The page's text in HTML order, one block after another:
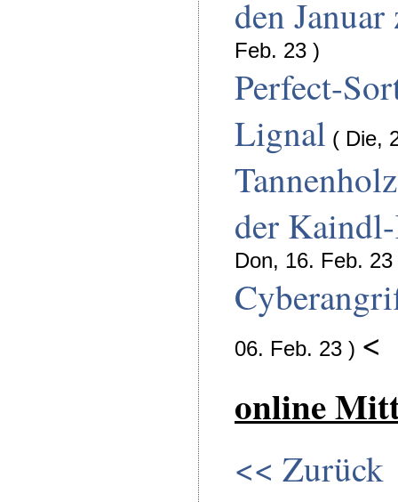
den
Feb. 23 )
Perfect-
Lignal ( Die,
der
Don, 16. Feb. 23
06. Feb. 23 ) <
online
<< Zurück